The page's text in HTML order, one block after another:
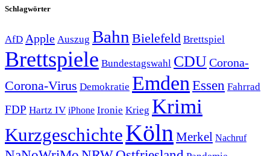
Schlagwörter
AfD Apple Auszug Bahn Bielefeld Brettspiel
Brettspiele Bundestagswahl CDUCorona-
Corona-Virus Demokratie Emden Essen Fahrrad
FDP Hartz IV iPhone Ironie Krieg Krimi
KurzgeschichteKöln Merkel Nachruf